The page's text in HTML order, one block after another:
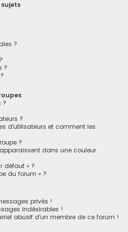
?
?
?
?
d’utilisateurs et comment les
?
dans une couleur
défaut » ?
du forum » ?
privés !
indésirables !
abusif d’un membre de ce forum !